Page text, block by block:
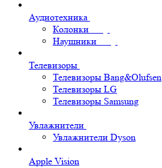
Аудиотехника
Колонки
Наушники
Телевизоры
Телевизоры Bang&Olufsen
Телевизоры LG
Телевизоры Samsung
Увлажнители
Увлажнители Dyson
Apple Vision